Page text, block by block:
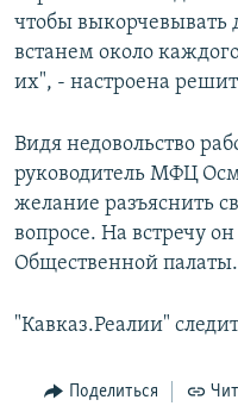
чтобы
встанем около
их", - настроена
Видя недовольство
руководитель МФЦ
желание разъяснить
вопросе. На встречу
Общественной палаты.
"Кавказ.Реалии"
Поделиться